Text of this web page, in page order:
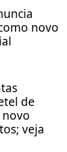
novo
de
veja